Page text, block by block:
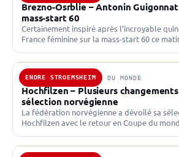
Brezno-Osrblie – Antonin
mass-start 60
Certainement inspiré après l’incroyable
France féminine sur la mass-start 60 ce
ENDRE STROEMSHEIM
8 DÉC. 2025 · COUPE DU MONDE
Hochfilzen – Plusieurs
sélection norvégienne
La fédération norvégienne a dévoilé sa
Hochfilzen avec le retour en Coupe du